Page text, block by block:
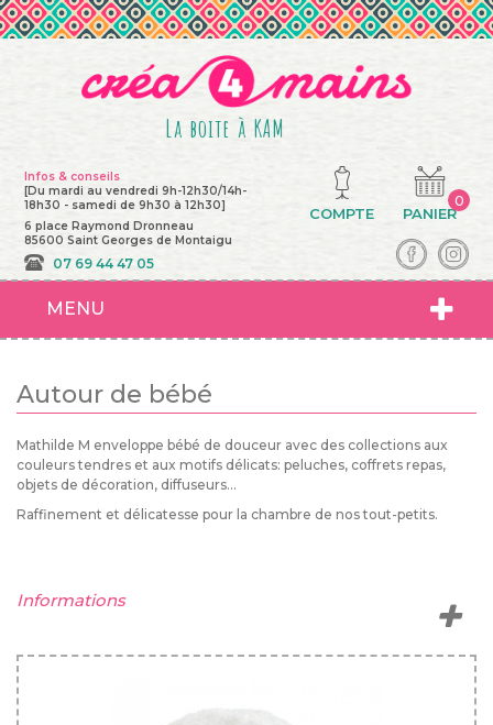
Infos & conseils
[Du mardi au vendredi 9h-12h30/14h-
18h30 - samedi de 9h30 à 12h30]
6 place Raymond Dronneau
85600 Saint Georges de Montaigu
07 69 44 47 05
La boite à KAM
PANIER
0
COMPTE
MENU
Autour de bébé
Mathilde M enveloppe bébé de douceur avec des collections aux
couleurs tendres et aux motifs délicats: peluches, coffrets repas,
objets de décoration, diffuseurs...
Raffinement et délicatesse pour la chambre de nos tout-petits.
Informations